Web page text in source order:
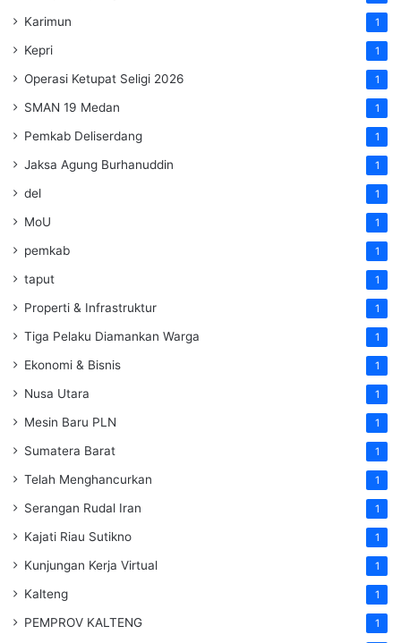
Karimun 1
Kepri 1
Operasi Ketupat Seligi 2026 1
SMAN 19 Medan 1
Pemkab Deliserdang 1
Jaksa Agung Burhanuddin 1
del 1
MoU 1
pemkab 1
taput 1
Properti & Infrastruktur 1
Tiga Pelaku Diamankan Warga 1
Ekonomi & Bisnis 1
Nusa Utara 1
Mesin Baru PLN 1
Sumatera Barat 1
Telah Menghancurkan 1
Serangan Rudal Iran 1
Kajati Riau Sutikno 1
Kunjungan Kerja Virtual 1
Kalteng 1
PEMPROV KALTENG 1